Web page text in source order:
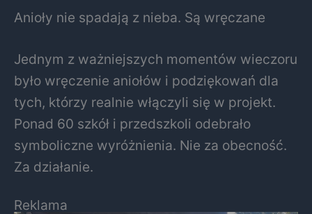
Anioły nie spadają z nieba. Są wręczane
Jednym z ważniejszych momentów wieczoru
było wręczenie aniołów i podziękowań dla
tych, którzy realnie włączyli się w projekt.
Ponad 60 szkół i przedszkoli odebrało
symboliczne wyróżnienia. Nie za obecność.
Za działanie.
Reklama